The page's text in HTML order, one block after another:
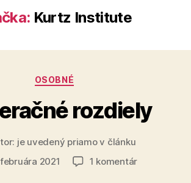
Kurtz Institute
Kategórie
OSOBNÉ
rozdiely
je uvedený priamo v článku
februára 2021 1 komentárna